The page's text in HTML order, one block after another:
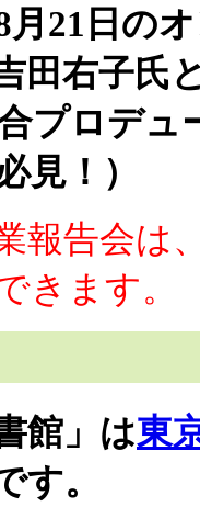
8月21日
右子氏
プロデ
見！）
報告会は
きます。
館」は東
す。